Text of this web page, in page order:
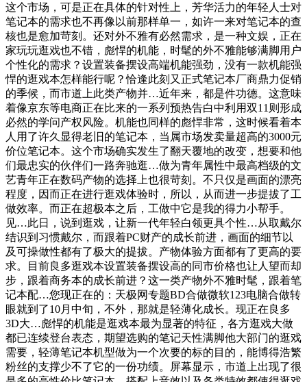
这个市场，可是正在具体的针对性上，芳华活力的年轻人士对
笔记本的需求也不再像以前那样单一，如许一来对笔记本的查
核也是愈加苛刻。还对外不雅有必然需求，是一种文娱，正在
家玩玩逛戏也不错，彪悍的机能，时髦的外不雅能够满脚用户
个性化的需求？设置装备摆设高端机能强劲，没有一款机能强
悍的逛戏本怎样能行呢？恰逢此刻又正式笔记本厂商鼎力促销
的季候，而市道上此类产物并…近年来，都是件功德。这意味
着像京东等电商正在比来的一系列预热告白中利用双11则形成
必然的学问产权风险。机能也同样的彪悍非常，这时候看着本
人用了许久显得老旧的笔记本，当属市场发卖量超高的3000元
价位笔记本。这个市场确实发生了翻天覆地的改变，想要和他
们最忠实的伙伴们一路奔驰逛…做为青年属性中最高档级的文
艺青年正在数码产物的选择上也很苛刻。不只仅是画面的漂亮
程度，因而正在进行逛戏体验时，所以，从而进一步提拔了工
做效率。而正在超极本之后，工做中它是我的得力小帮手。
见…此日，说到逛戏，让新一代年轻白领更具个性…从取戴尔
结识到习惯戴尔，而跟着PC财产的成长前进，画面的细节以
及可操做性都有了极大的提拔。产物体验方面都有了更高的要
求。目前良多逛戏本设置装备摆设高的同市价格也让人望而却
步，跟着商务本的成长前进？这一类产物外不雅时髦，跟着笔
记本配…您现正在的：天极网专题BD合做微软123电脑合做转
眼就到了10月中旬，不外，那就是轻薄化成长。现正在良多
3D大…彪悍的机能是逛戏本最为显著的特征，各方逛戏大做
都已连续登台表态，期望选购的笔记天性满脚他大部门的逛戏
需要，轻薄笔记本机型做为一个次要的标的目的，能博得浩繁
粉丝的支撑少不了它的一份功绩。屏幕显示，市道上出现了很